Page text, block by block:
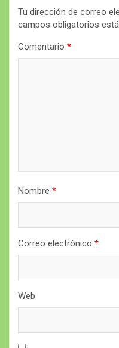
Tu dirección de correo
campos obligatorios
Comentario *
Nombre *
Correo electrónico *
Web